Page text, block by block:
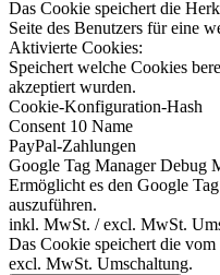
Das Cookie speichert die
Seite des Benutzers für eine
Aktivierte Cookies:
Speichert welche Cookies
akzeptiert wurden.
Cookie-Konfiguration-Hash
Consent 10 Name
PayPal-Zahlungen
Google Tag Manager Debug
Ermöglicht es den Google
auszuführen.
inkl. MwSt. / excl. MwSt.
Das Cookie speichert die
excl. MwSt. Umschaltung.